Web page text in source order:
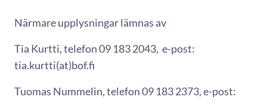
Närmare upplysningar lämnas av
Tia Kurtti, telefon 09 183 2043, e-post:
tia.kurtti(at)bof.fi
Tuomas Nummelin, telefon 09 183 2373, e-post: